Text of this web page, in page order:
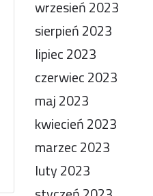
wrzesień 2023
sierpień 2023
lipiec 2023
czerwiec 2023
maj 2023
kwiecień 2023
marzec 2023
luty 2023